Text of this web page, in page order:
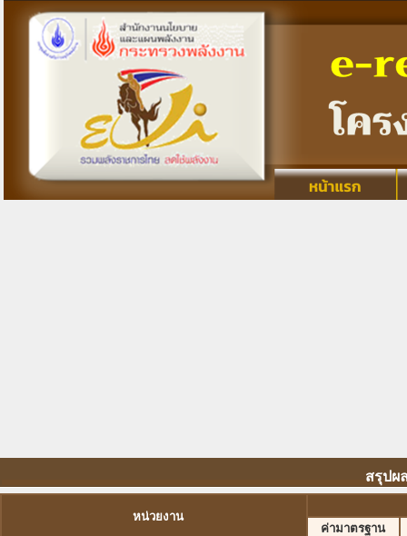
สรุปผ
หน่วยงาน
ค่ามาตรฐาน